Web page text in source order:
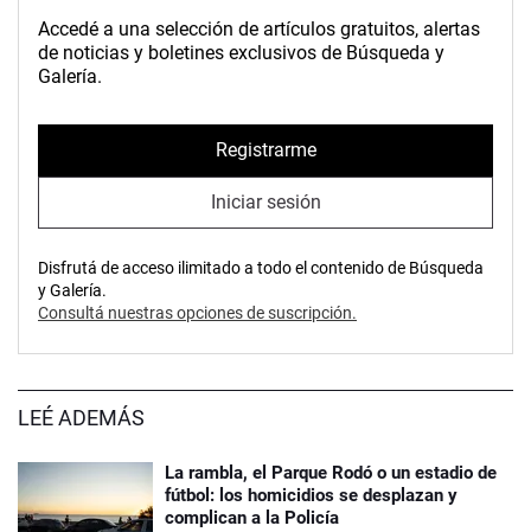
Accedé a una selección de artículos gratuitos, alertas
de noticias y boletines exclusivos de Búsqueda y
Galería.
Registrarme
Iniciar sesión
Disfrutá de acceso ilimitado a todo el contenido de Búsqueda
y Galería.
Consultá nuestras opciones de suscripción.
LEÉ ADEMÁS
La rambla, el Parque Rodó o un estadio de
fútbol: los homicidios se desplazan y
complican a la Policía